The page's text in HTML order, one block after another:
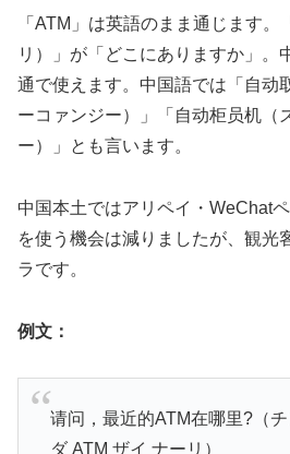
「ATM」は英語のまま通じます。
リ）」が「どこにありますか」。
通で使えます。中国語では「自动
ーコァンジー）」「自动柜员机（
ー）」とも言います。
中国本土ではアリペイ・WeChat
を使う機会は減りましたが、観光
ラです。
例文：
请问，最近的ATM在哪里?（
ダ ATM ザイ ナーリ）